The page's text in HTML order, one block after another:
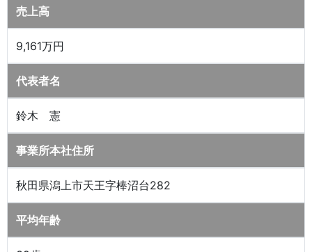
売上高
9,161万円
代表者名
鈴木 憲
事業所本社住所
秋田県潟上市天王字棒沼台282
平均年齢